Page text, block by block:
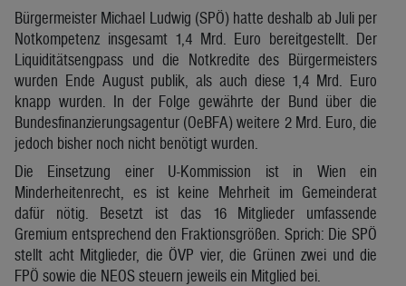
Bürgermeister Michael Ludwig (SPÖ) hatte deshalb ab Juli per
Notkompetenz insgesamt 1,4 Mrd. Euro bereitgestellt. Der
Liquiditätsengpass und die Notkredite des Bürgermeisters
wurden Ende August publik, als auch diese 1,4 Mrd. Euro
knapp wurden. In der Folge gewährte der Bund über die
Bundesfinanzierungsagentur (OeBFA) weitere 2 Mrd. Euro, die
jedoch bisher noch nicht benötigt wurden.
Die Einsetzung einer U-Kommission ist in Wien ein
Minderheitenrecht, es ist keine Mehrheit im Gemeinderat
dafür nötig. Besetzt ist das 16 Mitglieder umfassende
Gremium entsprechend den Fraktionsgrößen. Sprich: Die SPÖ
stellt acht Mitglieder, die ÖVP vier, die Grünen zwei und die
FPÖ sowie die NEOS steuern jeweils ein Mitglied bei.